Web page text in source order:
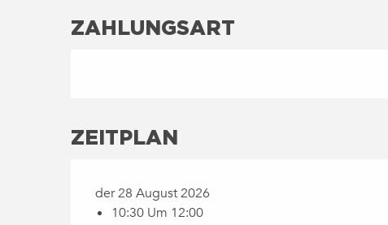
ZAHLUNGSART
ZEITPLAN
der 28 August 2026
10:30 Um 12:00